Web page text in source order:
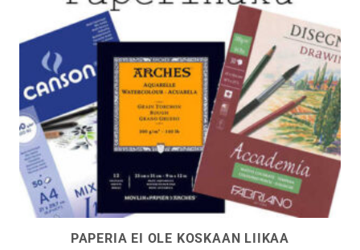
PAPERIA EI OLE KOSKAAN LIIKAA